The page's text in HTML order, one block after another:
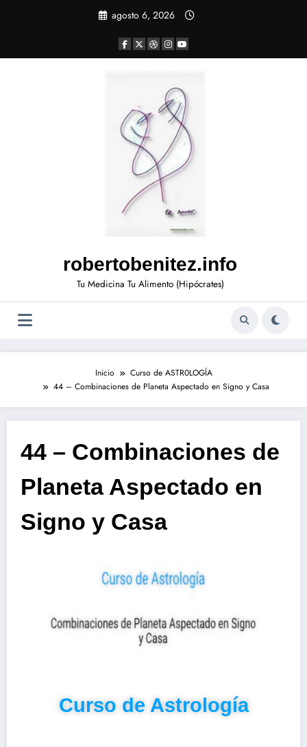
agosto 6, 2026
robertobenitez.info
Tu Medicina Tu Alimento (Hipócrates)
Inicio
Curso de ASTR0LOGÍA
44 – Combinaciones de Planeta Aspectado en Signo y Casa
44 – Combinaciones de
Planeta Aspectado en
Signo y Casa
Curso de Astrología